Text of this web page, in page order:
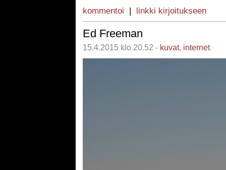
kommentoi | linkki kirjoitukseen
Ed Freeman
15.4.2015 klo 20.52 - kuvat, internet